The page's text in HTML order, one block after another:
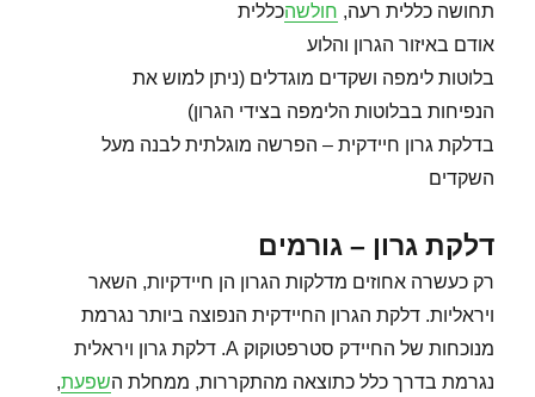
תחושה כללית רעה, חולשהכללית
אודם באיזור הגרון והלוע
בלוטות לימפה ושקדים מוגדלים (ניתן למוש את
הנפיחות בבלוטות הלימפה בצידי הגרון)
בדלקת גרון חיידקית – הפרשה מוגלתית לבנה מעל
השקדים
דלקת גרון – גורמים
רק כעשרה אחוזים מדלקות הגרון הן חיידקיות, השאר
ויראליות. דלקת הגרון החיידקית הנפוצה ביותר נגרמת
מנוכחות של החיידק סטרפטוקוק A. דלקת גרון ויראלית
נגרמת בדרך כלל כתוצאה מהתקררות, ממחלת השפעת,